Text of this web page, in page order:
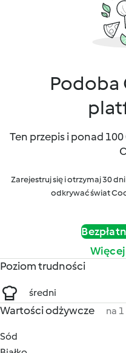
Podoba
Ten przepis i ponad
Zarejestruj się i otrzymaj 30
odkrywać świat
Poziom trudności
średni
Wartości odżywcze na
Sód